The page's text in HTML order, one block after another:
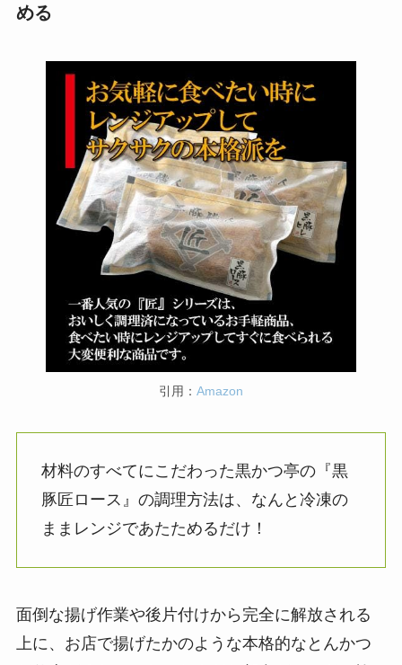
める
引用： Amazon
材料のすべてにこだわった黒かつ亭の『黒
豚匠ロース』の調理方法は、なんと冷凍の
ままレンジであたためるだけ！
面倒な揚げ作業や後片付けから完全に解放される
上に、お店で揚げたかのような本格的なとんかつ